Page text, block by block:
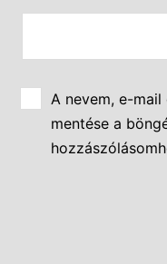
A nevem, e-
mentése a